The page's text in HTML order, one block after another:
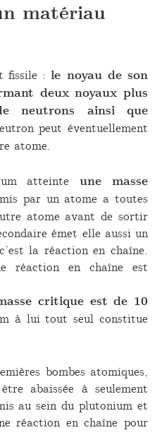
matériau
fissile :le noyau de son
deux noyaux plus
neutrons ainsi que
peut éventuellement
atome.
atteinte une masse
par un atome a toutes
atome avant de sortir
émet elle aussi un
la réaction en chaîne.
réaction en chaîne est
critique est de 10
à lui tout seul constitue
bombes atomiques,
abaissée à seulement
au sein du plutonium et
réaction en chaîne pour